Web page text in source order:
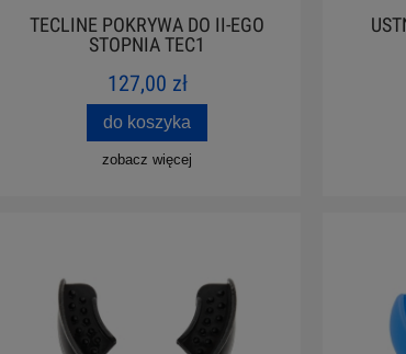
TECLINE POKRYWA DO II-EGO
STOPNIA TEC1
127,00 zł
do koszyka
zobacz więcej